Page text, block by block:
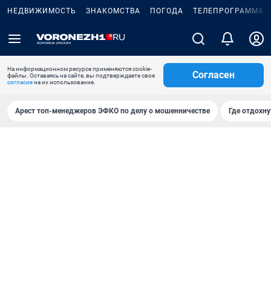
НЕДВИЖИМОСТЬ ЗНАКОМСТВА ПОГОДА ТЕЛЕПРОГРАММА
На информационном ресурсе применяются cookie-
файлы. Оставаясь на сайте, вы подтверждаете свое
согласиена их использование.
Согласен
Арест топ-менеджеров ЭФКО по делу о мошенничестве Где